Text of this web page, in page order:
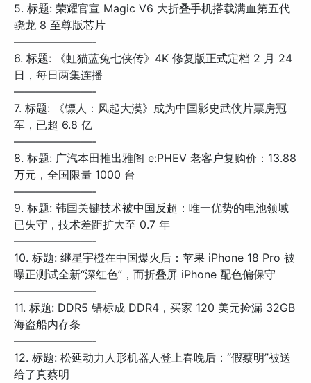
5. 标题: 荣耀官宣 Magic V6 大折叠手机搭载满血第五代
骁龙 8 至尊版芯片
———————-
6. 标题: 《虹猫蓝兔七侠传》4K 修复版正式定档 2 月 24
日，每日两集连播
———————-
7. 标题: 《镖人：风起大漠》成为中国影史武侠片票房冠
军，已超 6.8 亿
———————-
8. 标题: 广汽本田推出雅阁 e:PHEV 老客户复购价：13.88
万元，全国限量 1000 台
———————-
9. 标题: 韩国关键技术被中国反超：唯一优势的电池领域
已失守，技术差距扩大至 0.7 年
———————-
10. 标题: 继星宇橙在中国爆火后：苹果 iPhone 18 Pro 被
曝正测试全新“深红色”，而折叠屏 iPhone 配色偏保守
———————-
11. 标题: DDR5 错标成 DDR4，买家 120 美元捡漏 32GB
海盗船内存条
———————-
12. 标题: 松延动力人形机器人登上春晚后：“假蔡明”被送
给了真蔡明